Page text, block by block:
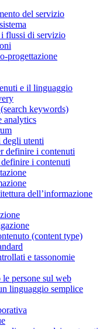
del servizio
i flussi di servizio
progettazione
e il linguaggio
keywords)
analytics
degli utenti
definire i contenuti
i contenuti
dell’informazione
(content type)
e tassonomie
persone sul web
linguaggio semplice